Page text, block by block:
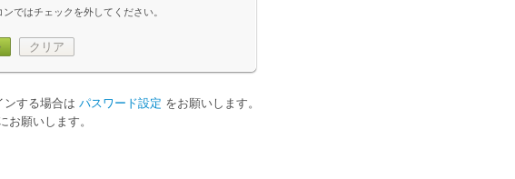
ではチェックを外してください。
クリア
ンする場合は パスワード設定 をお願いします。
お願いします。